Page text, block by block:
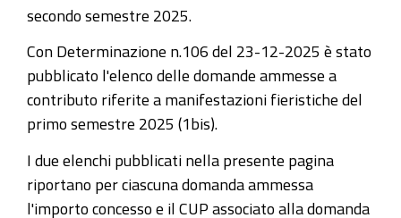
secondo semestre 2025.
Con Determinazione n.106 del 23-12-2025 è stato
pubblicato l'elenco delle domande ammesse a
contributo riferite a manifestazioni fieristiche del
primo semestre 2025 (1bis).
I due elenchi pubblicati nella presente pagina
riportano per ciascuna domanda ammessa
l'importo concesso e il CUP associato alla domanda